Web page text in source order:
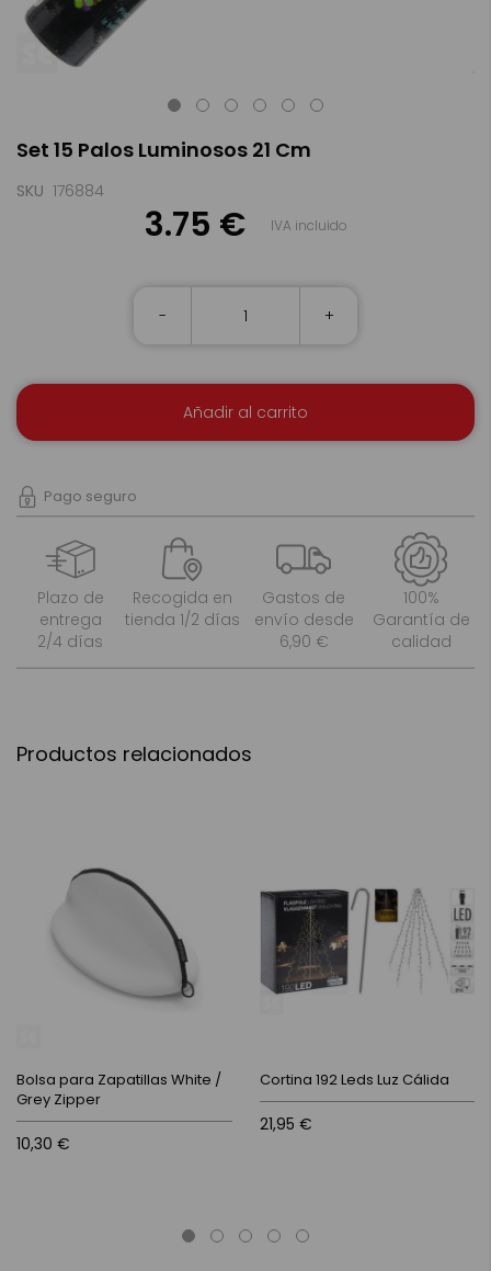
Set 15 Palos Luminosos 21 Cm
SKU 176884
3.75 € IVA incluido
- +
Añadir al carrito
Pago seguro
Plazo de
entrega
2/4 días
Recogida en
tienda 1/2 días
Gastos de
envío desde
6,90 €
100%
Garantía de
calidad
al
de
Productos relacionados
Bolsa para Zapatillas White /
Grey Zipper
10,30 €
Cortina 192 Leds Luz Cálida
21,95 €